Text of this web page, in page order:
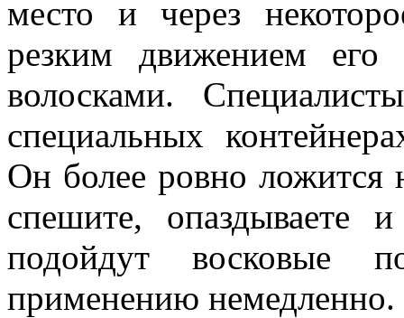
место и через
резким движением
волосками.
специальных
Он более ровно ложится
спешите, опаздываете
подойдут восковые
применению немедленно.